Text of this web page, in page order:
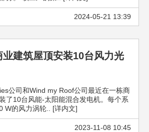
2024-05-21 13:39
建筑屋顶安装10台风力光
公司和Wind my Roof公司最近在一栋商
了10台风能-太阳能混合发电机。每个系
W的风力涡轮.. [详内文]
2023-11-08 10:45